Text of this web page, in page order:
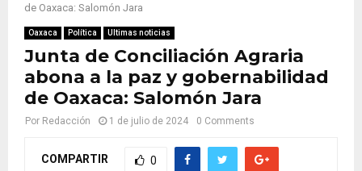
de Oaxaca: Salomón Jara
Oaxaca Política Ultimas noticias
Junta de Conciliación Agraria
abona a la paz y gobernabilidad
de Oaxaca: Salomón Jara
Por Redacción 1 de julio de 2024 0 Comments
COMPARTIR 0